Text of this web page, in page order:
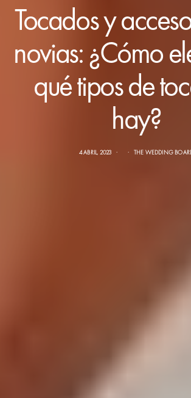
Tocados y
novias: ¿Cómo
qué tipos de
hay?
4 ABRIL, 2023 THE WEDDING